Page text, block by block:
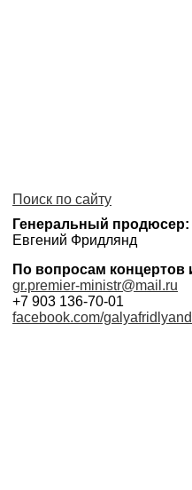
Поиск по сайту
Генеральный продюсер:
Евгений Фридлянд
По вопросам концертов
gr.premier-ministr@mail.ru
+7 903 136-70-01
facebook.com/galyafridlyand